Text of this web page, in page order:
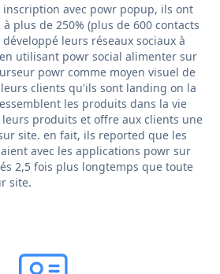
avec powr popup, ils ont
plus de 250% (plus de 600 contacts
leurs réseaux sociaux à
utilisant powr social alimenter sur
powr comme moyen visuel de
clients qu'ils sont landing on la
les produits dans la vie
produits et offre aux clients une
site. en fait, ils reported que les
avec les applications powr sur
2,5 fois plus longtemps que toute
site.